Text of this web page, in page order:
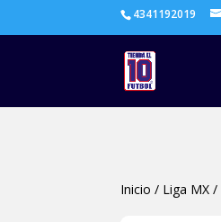
4341192019
Inicio / Liga MX /